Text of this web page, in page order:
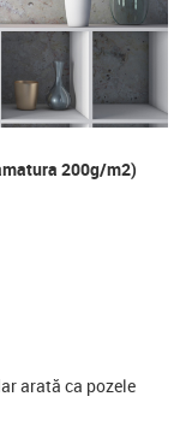
200g/m2)
arată ca pozele